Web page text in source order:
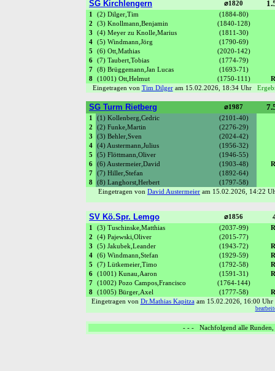
SG Kirchlengern ⌀1820
1 (2) Dilger,Tim (1884-80)
2
(3) Knollmann,Benjamin (1840-128)
3
(4) Meyer zu Knolle,Marius (1811-30)
4
(5) Windmann,Jörg
(1790-69)
5
(6) Ott,Mathias (2020-142)
6
(7) Taubert,Tobias (1774-79)
7
(8) Brüggemann,Jan Lucas (1693-71)
8
(1001) Ott,Helmut (1750-111)
Eingetragen von Tim Dilgeram 15.02.2026, 18:34 Uhr
SG Turm Rietberg ⌀1987
1 (1) Kollenberg,Cedric (2101-40)
2
(2) Funke,Martin (2276-29)
3
(3) Behler,Sven (2024-42)
4
(4) Austermann,Julius (1956-32)
5
(5) Flöttmann,Oliver (1946-55)
6
(6) Austermeier,David (1903-48)
7
(7) Hiller,Stefan (1892-64)
8
(8) Langhorst,Herbert (1797-58)
Eingetragen von David Austermeier am 15.02.2026, 14:22
SV Kö.Spr. Lemgo ⌀1856
1 (3) Tuschinske,Matthias (2037-99)
2
(4) Pajewski,Oliver (2015-77)
3
(5) Jakubek,Leander (1943-72)
4
(6) Windmann,Stefan (1929-59)
5
(7) Lütkemeier,Timo (1792-58)
6
(1001) Kunau,Aaron (1591-31)
7
(1002) Pozo Campos,Francisco (1764-144)
8
(1005) Bürger,Axel (1777-58)
Eingetragen von Dr.Mathias Kapitzaam 15.02.2026, 16:00
- - - Nachfolgend alle